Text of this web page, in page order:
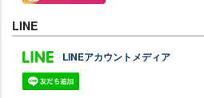
LINE
LINEアカウントメディア